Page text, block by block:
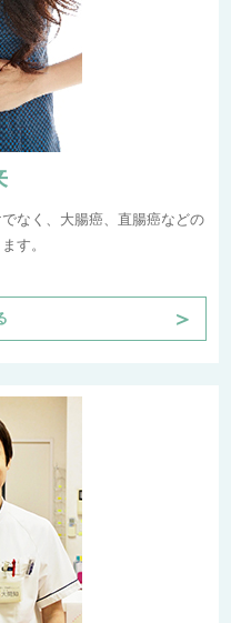
なく、大腸癌、直腸癌などの
す。
＞